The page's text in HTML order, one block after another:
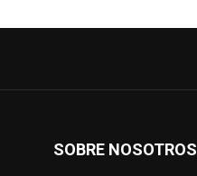
SOBRE NOSOTROS